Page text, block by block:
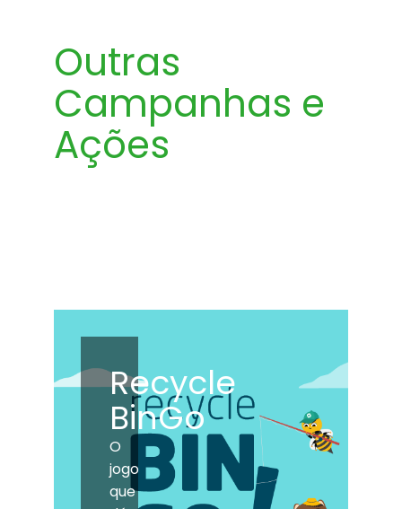
Outras
Campanhas e
Ações
Recycle
BinGo
O
jogo
que